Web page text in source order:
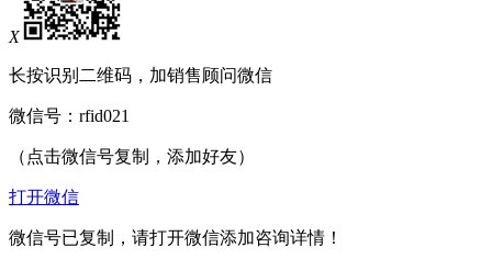
X
长按识别二维码，加销售顾问微信
微信号： rfid021
（点击微信号复制，添加好友）
打开微信
微信号已复制，请打开微信添加咨询详情！